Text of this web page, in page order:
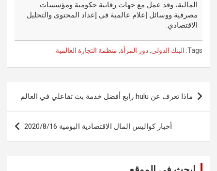
المالية، وقد عمل مع جهات رقابية حكومية ومؤسسات
مصرفية ووسائل إعلام عالمية في إعداد المحتوى والتحليل
الاقتصادي.
Tags: البنك الدولي,دور المرأة, منظمة التجارة العالمية
تصفّح
المقالات
ماذا تعرف عن hulu رابع أفضل خدمة بث تفاعلي في العالم
أخبار كواليس المال الاقتصادية اليومية 2020/8/16